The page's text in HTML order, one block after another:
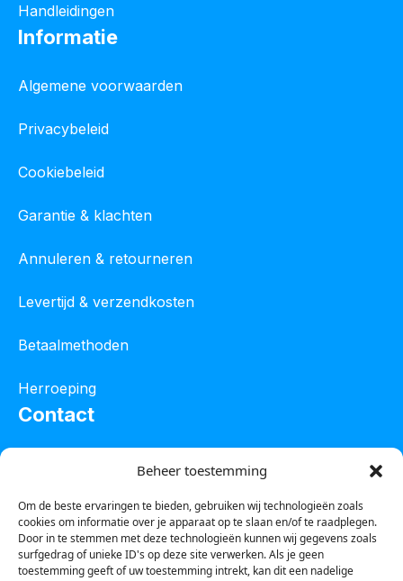
Beheer toestemming
Om de beste ervaringen te bieden, gebruiken wij technologieën zoals
cookies om informatie over je apparaat op te slaan en/of te raadplegen.
Door in te stemmen met deze technologieën kunnen wij gegevens zoals
surfgedrag of unieke ID's op deze site verwerken. Als je geen
toestemming geeft of uw toestemming intrekt, kan dit een nadelige
Handleidingen
Informatie
Algemene voorwaarden
Privacybeleid
Cookiebeleid
Garantie & klachten
Annuleren & retourneren
Levertijd & verzendkosten
Betaalmethoden
Herroeping
Contact
Tel :0850601800
Whatsapp : 0623388306